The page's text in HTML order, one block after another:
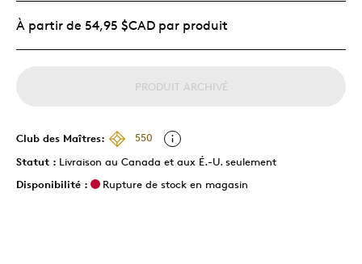
À partir de 54,95 $CAD par produit
PRODUIT ARCHIVÉ
Club des Maîtres:
550
Statut : Livraison au Canada et aux É.-U. seulement
Disponibilité :
Rupture de stock en magasin